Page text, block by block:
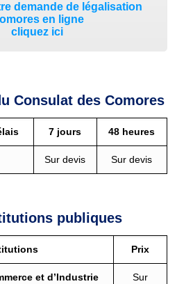
demande de légalisation
en ligne
cliquez ici
Consulat des Comores
7 jours 48 heures
Sur devis Sur devis
publiques
Prix
et d’Industrie
Sur